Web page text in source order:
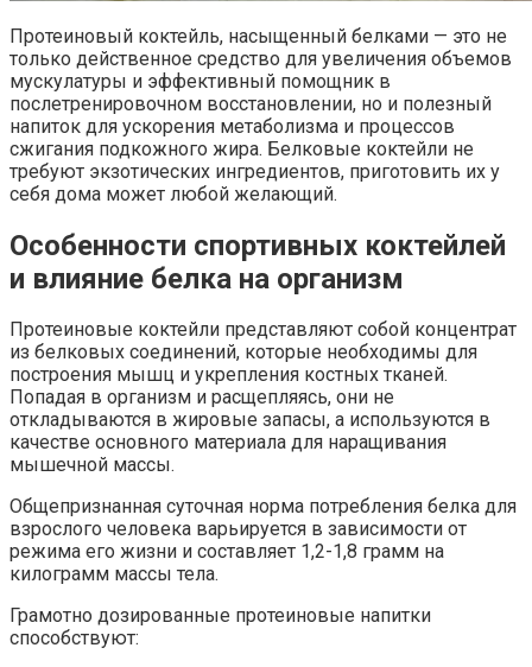
Протеиновый коктейль, насыщенный белками — это не
только действенное средство для увеличения объемов
мускулатуры и эффективный помощник в
послетренировочном восстановлении, но и полезный
напиток для ускорения метаболизма и процессов
сжигания подкожного жира. Белковые коктейли не
требуют экзотических ингредиентов, приготовить их у
себя дома может любой желающий.
Особенности спортивных коктейлей
и влияние белка на организм
Протеиновые коктейли представляют собой концентрат
из белковых соединений, которые необходимы для
построения мышц и укрепления костных тканей.
Попадая в организм и расщепляясь, они не
откладываются в жировые запасы, а используются в
качестве основного материала для наращивания
мышечной массы.
Общепризнанная суточная норма потребления белка для
взрослого человека варьируется в зависимости от
режима его жизни и составляет 1,2-1,8 грамм на
килограмм массы тела.
Грамотно дозированные протеиновые напитки
способствуют: